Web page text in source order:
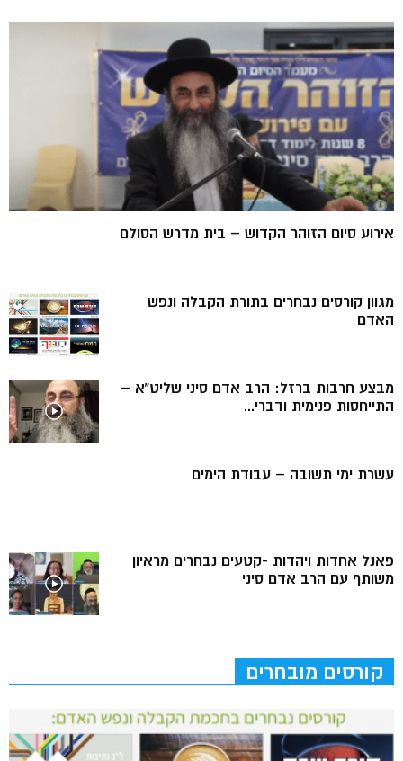
אירוע סיום הזוהר הקדוש – בית מדרש הסולם
מגוון קורסים נבחרים בתורת הקבלה ונפש
האדם
מבצע חרבות ברזל: הרב אדם סיני שליט”א –
התייחסות פנימית ודברי...
עשרת ימי תשובה – עבודת הימים
פאנל אחדות ויהדות -קטעים נבחרים מראיון
משותף עם הרב אדם סיני
קורסים מובחרים